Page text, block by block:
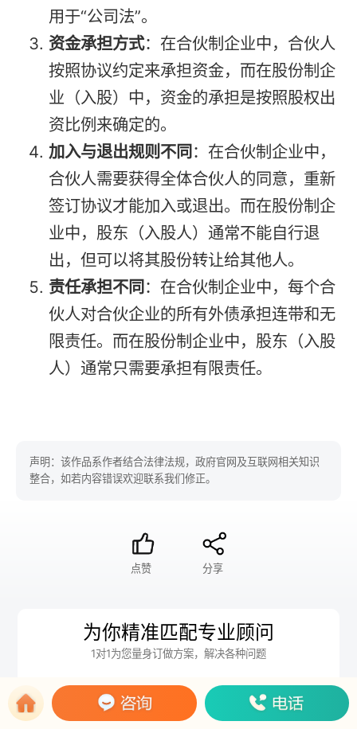
用于“公司法”。
资金承担方式：在合伙制企业中，合伙人
按照协议约定来承担资金，而在股份制企
业（入股）中，资金的承担是按照股权出
资比例来确定的。
加入与退出规则不同 ：在合伙制企业中，
合伙人需要获得全体合伙人的同意，重新
签订协议才能加入或退出。而在股份制企
业中，股东（入股人）通常不能自行退
出，但可以将其股份转让给其他人。
责任承担不同 ：在合伙制企业中，每个合
伙人对合伙企业的所有外债承担连带和无
限责任。而在股份制企业中，股东（入股
人）通常只需要承担有限责任。
声明：该作品系作者结合法律法规，政府官网及互联网相关知识
整合，如若内容错误欢迎联系我们修正。
点赞 分享
为你精准匹配专业顾问
1对1为您量身订做方案，解决各种问题
我想要
注册公司 公司变更 代账报税